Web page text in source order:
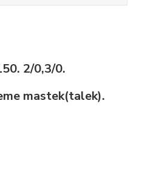
2/0,3/0.
mastek(talek).